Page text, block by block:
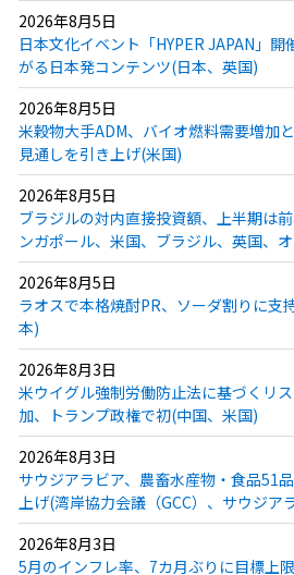
2026年8月5日
日本文化イベント「HYPER JAPAN」
がる日本発コンテンツ(日本、英国)
2026年8月5日
米穀物大手ADM、バイオ燃料需要増加
見通しを引き上げ(米国)
2026年8月5日
ブラジルの対内直接投資額、上半期は
ンガポール、米国、ブラジル、英国、
2026年8月5日
ラオスで本格焼酎PR、ソーダ割りに支
本)
2026年8月3日
米ウイグル強制労働防止法に基づくリ
加、トランプ政権で初(中国、米国)
2026年8月3日
サウジアラビア、農畜水産物・食品51
上げ(湾岸協力会議（GCC）、サウジア
2026年8月3日
5月のインフレ率、7カ月ぶりに目標上